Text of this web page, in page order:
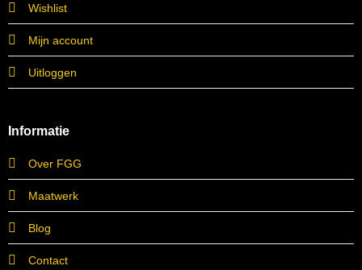
Wishlist
Mijn account
Uitloggen
Informatie
Over FGG
Maatwerk
Blog
Contact